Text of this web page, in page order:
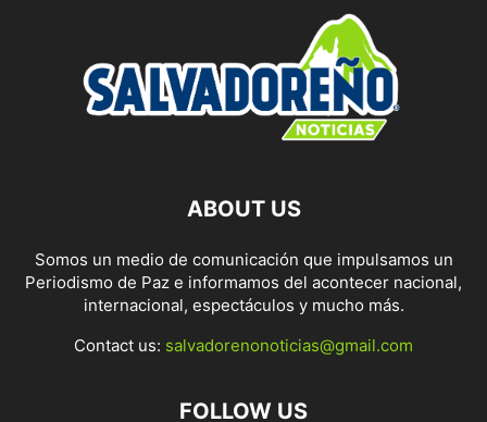
ABOUT US
Somos un medio de comunicación que impulsamos un
Periodismo de Paz e informamos del acontecer nacional,
internacional, espectáculos y mucho más.
Contact us: salvadorenonoticias@gmail.com
FOLLOW US